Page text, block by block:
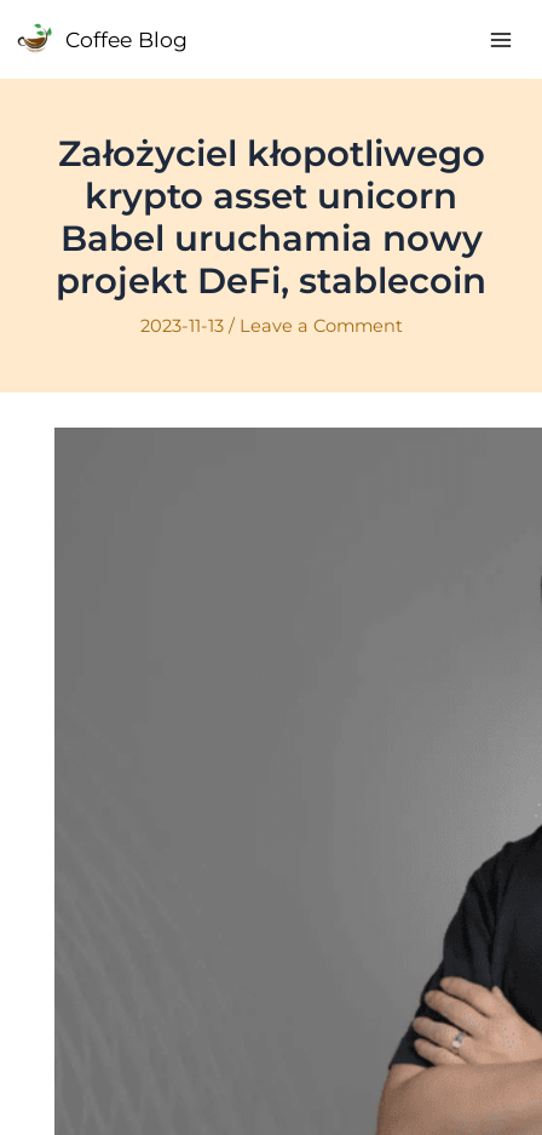
Coffee Blog
Założyciel kłopotliwego
krypto asset unicorn
Babel uruchamia nowy
projekt DeFi, stablecoin
2023-11-13 / Leave a Comment